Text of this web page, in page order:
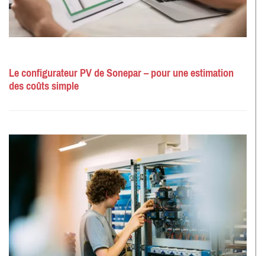
Le configurateur PV de Sonepar – pour une estimation
des coûts simple